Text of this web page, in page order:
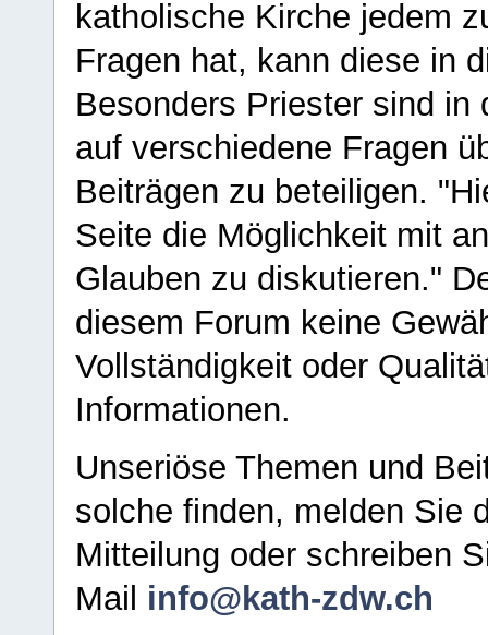
katholische Kirche jedem
Fragen hat, kann diese in
Besonders Priester sind in
auf verschiedene Fragen
Beiträgen zu beteiligen.
Seite die Möglichkeit mit
Glauben zu diskutieren."
diesem Forum keine
Vollständigkeit oder
Informationen.
Unseriöse Themen und
solche finden, melden Sie
Mitteilung oder schreiben
Mail info@kath-zdw.ch